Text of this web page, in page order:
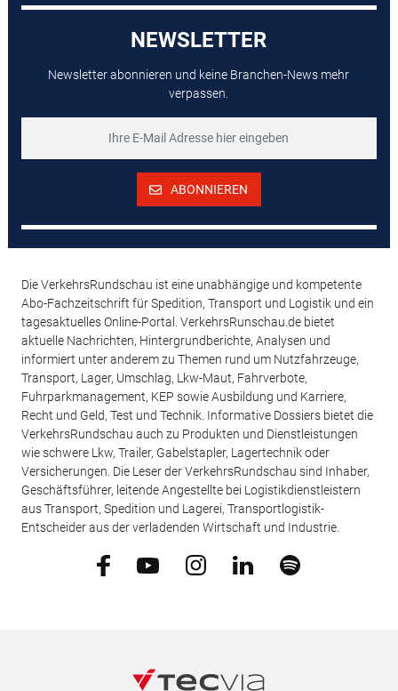
NEWSLETTER
Newsletter abonnieren und keine Branchen-News mehr
verpassen.
ABONNIEREN
Die VerkehrsRundschau ist eine unabhängige und kompetente
Abo-Fachzeitschrift für Spedition, Transport und Logistik und ein
tagesaktuelles Online-Portal. VerkehrsRunschau.de bietet
aktuelle Nachrichten, Hintergrundberichte, Analysen und
informiert unter anderem zu Themen rund um Nutzfahrzeuge,
Transport, Lager, Umschlag, Lkw-Maut, Fahrverbote,
Fuhrparkmanagement, KEP sowie Ausbildung und Karriere,
Recht und Geld, Test und Technik. Informative Dossiers bietet die
VerkehrsRundschau auch zu Produkten und Dienstleistungen
wie schwere Lkw, Trailer, Gabelstapler, Lagertechnik oder
Versicherungen. Die Leser der VerkehrsRundschau sind Inhaber,
Geschäftsführer, leitende Angestellte bei Logistikdienstleistern
aus Transport, Spedition und Lagerei, Transportlogistik-
Entscheider aus der verladenden Wirtschaft und Industrie.